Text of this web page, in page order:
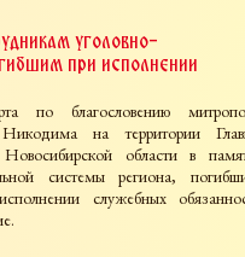
уголовно-
при исполнении
по благословению
на территории
области в
системы региона,
служебных